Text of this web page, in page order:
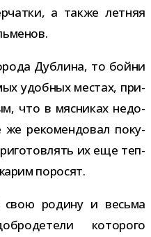
а также лет­няя
Дублина, то бойни
удоб­ных местах, при­
что в мяс­ни­ках недо­
же реко­мен­до­вал поку­
их еще теп­
поросят.
родину и весьма
кото­рого